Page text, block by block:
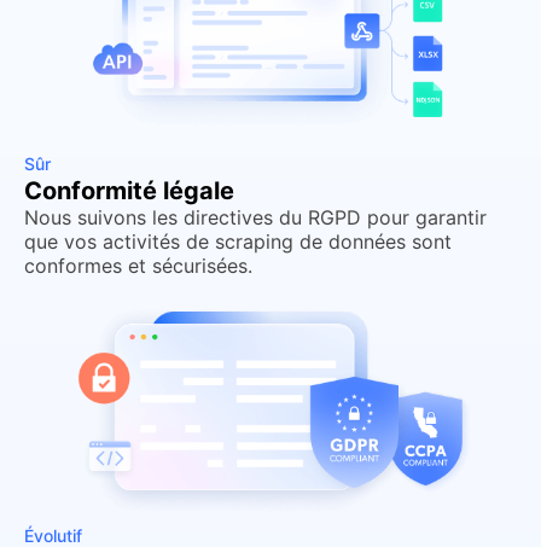
Sûr
Conformité légale
Nous suivons les directives du RGPD pour garantir
que vos activités de scraping de données sont
conformes et sécurisées.
Évolutif